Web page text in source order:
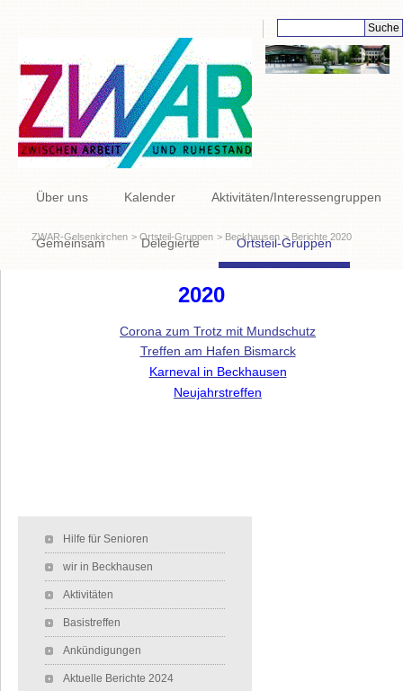
Suchbegriffe
Navigation
Über uns Kalender Aktivitäten/Interessengruppen
Gemeinsam Delegierte Ortsteil-Gruppen
ZWAR-Gelsenkirchen Ortsteil-Gruppen Beckhausen Berichte 2020
2020
Corona zum Trotz mit Mundschutz
Treffen am Hafen Bismarck
Karneval in Beckhausen
Neujahrstreffen
Hilfe für Senioren
wir in Beckhausen
Aktivitäten
Basistreffen
Ankündigungen
Aktuelle Berichte 2024